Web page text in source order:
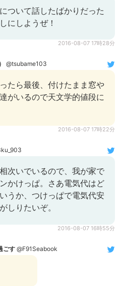
ついて話したばかりだった
にしようぜ！
2016-08-07 17時28分
@tsubame103
たら最後、付けたまま窓や
がいるので天文学的値段に
2016-08-07 17時22分
次いでいるので、我が家で
かけっぱ。さあ電気代はど
うか、つけっぱで電気代安
しりたいぞ。
2016-08-07 16時55分
ごす @F91Seabook